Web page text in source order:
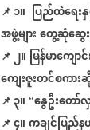
📌 ၁။ ပြည်ထဲရေး
အဖွဲ့များတွေ့ဆုံဆွေး
📌၂။ မြန်မာကျေ
ကျေးဇူးတင်စကား
📌၃။ “နွေဦးတော်
📌၄။ကချင်ပြည်န